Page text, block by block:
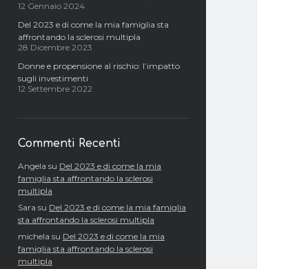
12 Gennaio 2024
Del 2023 e di come la mia famiglia sta
affrontando la sclerosi multipla
28 Dicembre 2023
Donne e propensione al rischio: l’impatto
sugli investimenti
12 Settembre 2022
Commenti Recenti
Angela su Del 2023 e di come la mia
famiglia sta affrontando la sclerosi
multipla
Sara su Del 2023 e di come la mia famiglia
sta affrontando la sclerosi multipla
michela su Del 2023 e di come la mia
famiglia sta affrontando la sclerosi
multipla